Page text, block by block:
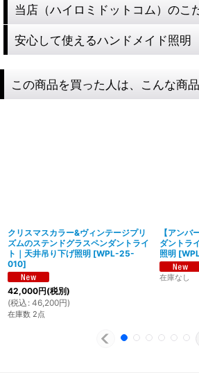
当店（ハイロミドットコム）のこ
製造からアフターフォローまで
体制
ハイロミドットコムでは、アンティーク
リジナル照明の製造、販売から納品、修
安心して使えるハンドメイド照明
特殊な形状・100年変わらず愛
この商品を買った人は、こんな商
クリスマスカラー&ヴィンテージプリ
ズムのステンドグラスペンダントライ
ト｜天井吊り下げ照明 [WPL-25-
010]
42,000円(税別)
(税込 : 46,200円)
在庫数 2点
【アンバ
ダントラ
照明 [
在庫なし